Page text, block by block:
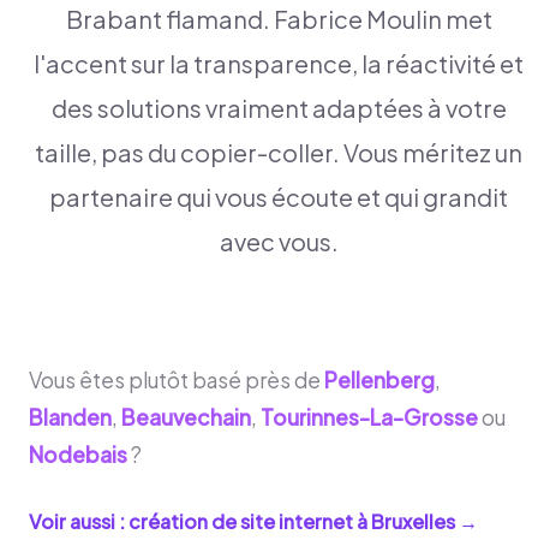
Brabant flamand. Fabrice Moulin met
l'accent sur la transparence, la réactivité et
des solutions vraiment adaptées à votre
taille, pas du copier-coller. Vous méritez un
partenaire qui vous écoute et qui grandit
avec vous.
Vous êtes plutôt basé près de Pellenberg,
Blanden, Beauvechain, Tourinnes-La-Grosseou
Nodebais?
Voir aussi : création de site internet àBruxelles→